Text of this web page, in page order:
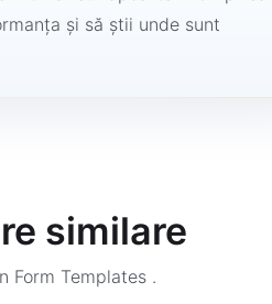
și să știi unde sunt
similare
Form Templates .